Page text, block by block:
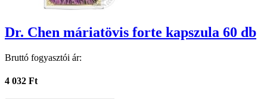
Dr. Chen máriatövis forte kapszula 60 db
Bruttó fogyasztói ár:
4 032 Ft